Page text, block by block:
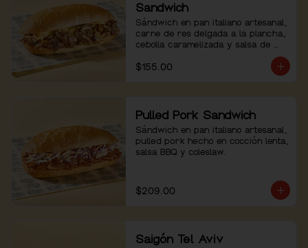
Sandwich
Sándwich en pan italiano artesanal,
carne de res delgada a la plancha,
cebolla caramelizada y salsa de
$155.00
Pulled Pork Sandwich
Sándwich en pan italiano artesanal,
pulled pork hecho en cocción lenta,
salsa BBQ y coleslaw.
$209.00
Saigón Tel Aviv